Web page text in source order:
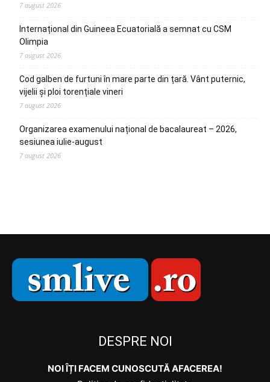
7 august 2026
Internațional din Guineea Ecuatorială a semnat cu CSM
Olimpia
7 august 2026
Cod galben de furtuni în mare parte din țară. Vânt puternic,
vijelii și ploi torențiale vineri
7 august 2026
Organizarea examenului național de bacalaureat – 2026,
sesiunea iulie-august
7 august 2026
DESPRE NOI
NOI ÎȚI FACEM CUNOSCUTĂ AFACEREA!